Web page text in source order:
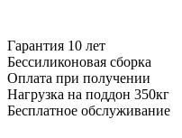
Гарантия 10 лет
Бессиликоновая сборка
Оплата при получении
Нагрузка на поддон 350кг
Бесплатное обслуживание